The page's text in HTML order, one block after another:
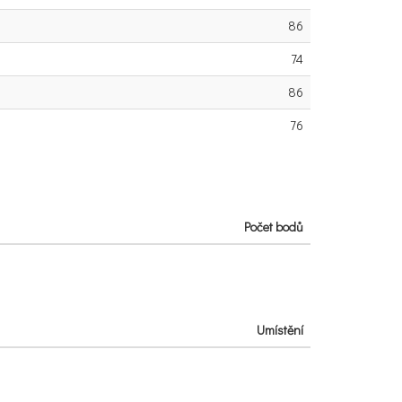
86
74
86
76
Počet bodů
Umístění